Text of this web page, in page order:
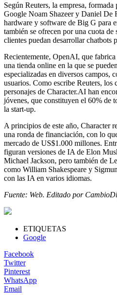
Según Reuters, la empresa,
Google Noam Shazeer y Daniel De
hardware y software de Big G para
también se ofrecen por una cuota de
clientes puedan desarrollar chatbots
Recientemente, OpenAI, que
una tienda online en la que se
especializadas en diversos campos,
usuarios. Como escribe Reuters, los
personajes de Character.AI han
jóvenes, que constituyen el 60% de
la start-up.
A principios de este año, Character
una ronda de financiación, con lo
mercado de US$1.000 millones.
figuran versiones de IA de Elon
Michael Jackson, pero también de
como William Shakespeare y
con las IA en varios idiomas.
Fuente: Web. Editado por
ETIQUETAS
Google
Facebook
Twitter
Pinterest
WhatsApp
Email